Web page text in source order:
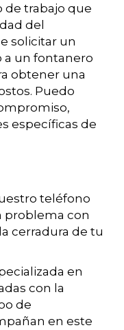
de trabajo que
del
solicitar un
a un fontanero
obtener una
Puedo
específicas de
teléfono
problema con
cerradura de tu
en
con la
de
en este